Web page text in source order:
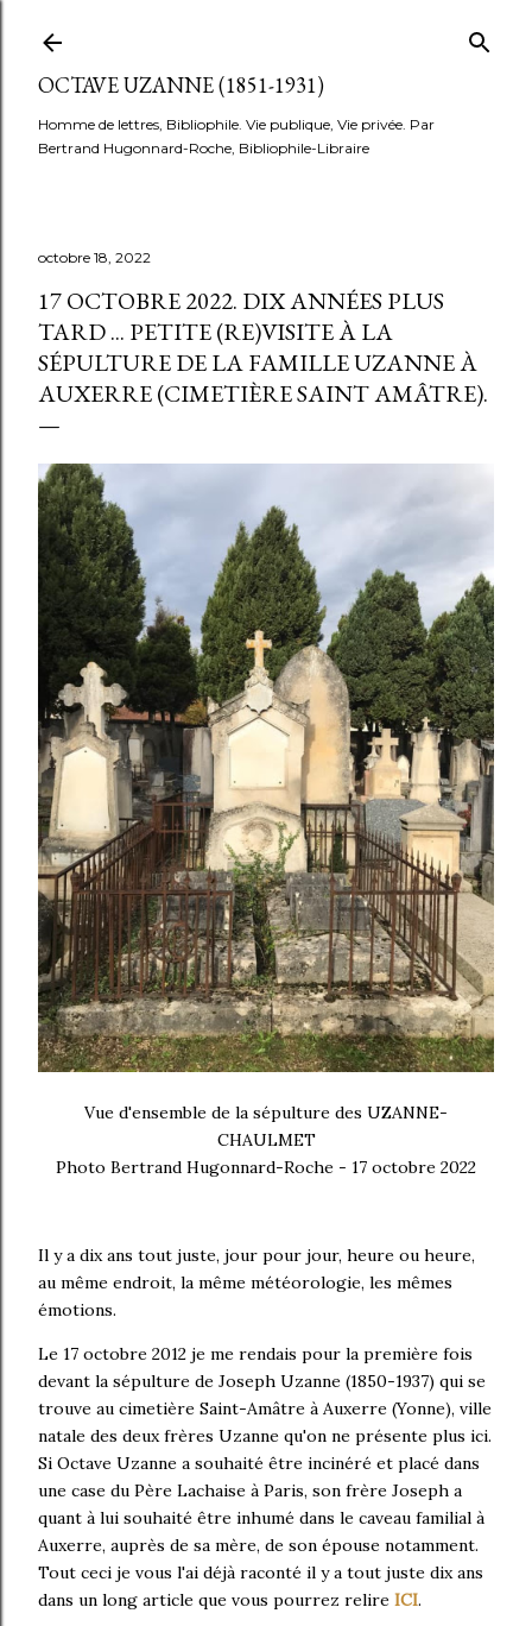
OCTAVE UZANNE (1851-1931)
Homme de lettres, Bibliophile. Vie publique, Vie privée. Par
Bertrand Hugonnard-Roche, Bibliophile-Libraire
octobre 18, 2022
17 OCTOBRE 2022. DIX ANNÉES PLUS
TARD ... PETITE (RE)VISITE À LA
SÉPULTURE DE LA FAMILLE UZANNE À
AUXERRE (CIMETIÈRE SAINT AMÂTRE).
Vue d'ensemble de la sépulture des UZANNE-
CHAULMET
Photo Bertrand Hugonnard-Roche - 17 octobre 2022
Il y a dix ans tout juste, jour pour jour, heure ou heure,
au même endroit, la même météorologie, les mêmes
émotions.
Le 17 octobre 2012 je me rendais pour la première fois
devant la sépulture de Joseph Uzanne (1850-1937) qui se
trouve au cimetière Saint-Amâtre à Auxerre (Yonne), ville
natale des deux frères Uzanne qu'on ne présente plus ici.
Si Octave Uzanne a souhaité être incinéré et placé dans
une case du Père Lachaise à Paris, son frère Joseph a
quant à lui souhaité être inhumé dans le caveau familial à
Auxerre, auprès de sa mère, de son épouse notamment.
Tout ceci je vous l'ai déjà raconté il y a tout juste dix ans
dans un long article que vous pourrez relire ICI.